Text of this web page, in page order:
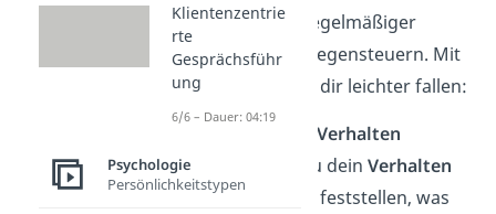
Wenn Eskapismus regelmäßiger
auftritt, solltest du gegensteuern. Mit
diesen Tipps wird es dir leichter fallen:
Reflektiere dein Verhalten
Zuerst solltest du dein Verhalten
reflektieren
und feststellen, was
Klientenzentrie
rte
Gesprächsführ
ung
6/6 – Dauer: 04:19
Psychologie
Persönlichkeitstypen